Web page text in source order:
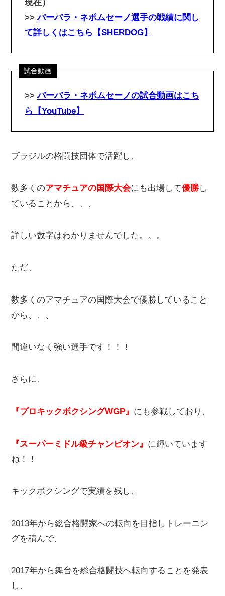
現在）
>>バーバラ・ネポムセーノ選手の戦績に関し
て詳しくはこちら【SHERDOG】
>> バーバラ・ネポムセーノの試合動画はこち
ら【YouTube】
ブラジルの格闘技団体で活躍し、
数多くのアマチュアの国際大会にも出場して優勝し
ていることから、、、
詳しい数字はわかりませんでした。。。
ただ、
数多くのアマチュアの国際大会で優勝していること
から、、、
間違いなく強い選手です！！！
さらに、
『プロキックボクシングWGP』 にも参戦しており、
『スーパーミドル級チャンピオン』 に輝いています
ね！！
キックボクシングで実績を残し、
2013年から総合格闘家への転向を目指しトレーニン
グを積んで、
2017年から舞台を総合格闘技へ転向することを発表
し、